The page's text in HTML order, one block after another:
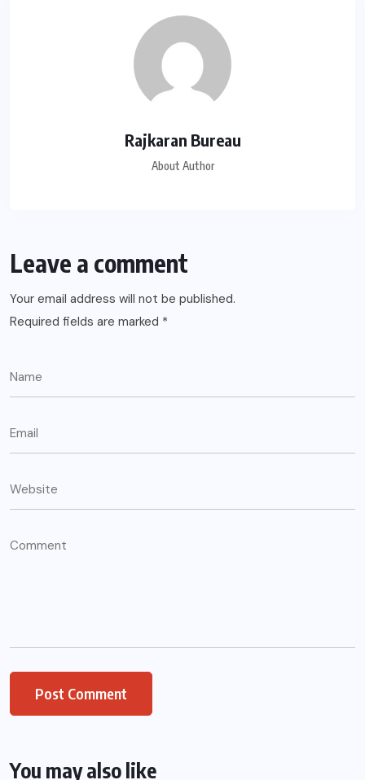
Rajkaran Bureau
About Author
Leave a comment
Your email address will not be published.
Required fields are marked *
You may also like